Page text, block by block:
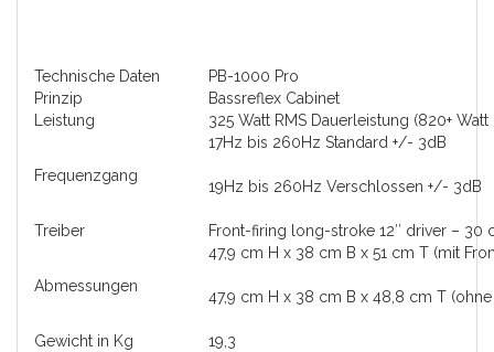
Technische Daten
PB-1000 Pro
Prinzip
Bassreflex Cabinet
Leistung
325 Watt RMS Dauerleistung (820+
Frequenzgang
17Hz bis 260Hz Standard +/- 3dB
19Hz bis 260Hz Verschlossen +/- 3dB
Treiber Front-firing long-stroke 12″ driver – 30
Abmessungen
47,9 cm H x 38 cm B x 51 cm T (mit
47,9 cm H x 38 cm B x 48,8 cm T
Gewicht in Kg
19,3